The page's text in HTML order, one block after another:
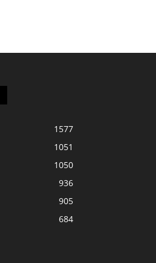
1577
1051
1050
936
905
684